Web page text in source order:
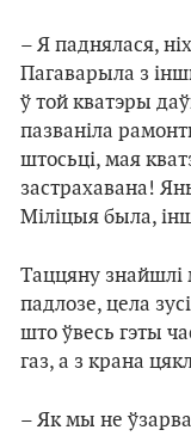
– Я паднялася,
Пагаварыла з
ў той кватэры
пазваніла
штосьці, мая
застрахавана!
Міліцыя была,
Таццяну знайшлі
падлозе, цела
што ўвесь гэты
газ, а з крана
– Як мы не